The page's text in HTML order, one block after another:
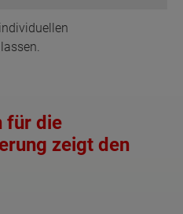
für die
zeigt den